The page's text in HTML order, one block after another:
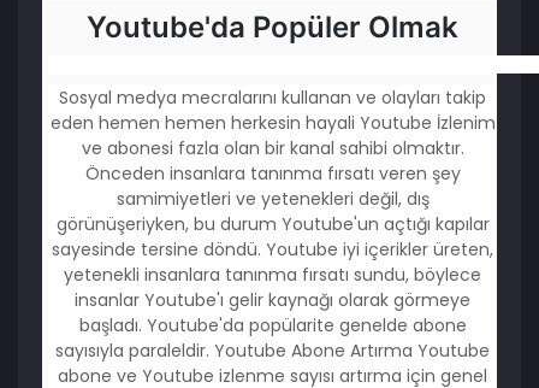
Youtube'da Popüler Olmak
Sosyal medya mecralarını kullanan ve olayları takip
eden hemen hemen herkesin hayali Youtube İzlenim
ve abonesi fazla olan bir kanal sahibi olmaktır.
Önceden insanlara tanınma fırsatı veren şey
samimiyetleri ve yetenekleri değil, dış
görünüşeriyken, bu durum Youtube'un açtığı kapılar
sayesinde tersine döndü. Youtube iyi içerikler üreten,
yetenekli insanlara tanınma fırsatı sundu, böylece
insanlar Youtube'ı gelir kaynağı olarak görmeye
başladı. Youtube'da popülarite genelde abone
sayısıyla paraleldir. Youtube Abone Artırma Youtube
abone ve Youtube izlenme sayısı artırma için genel